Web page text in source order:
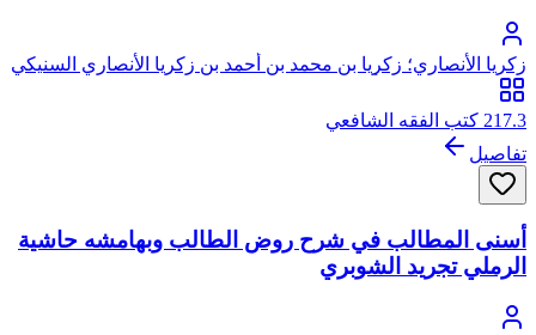
زكريا الأنصاري؛ زكريا بن محمد بن أحمد بن زكريا الأنصاري السنيكي
المصري الشافعي، أبو يحيى
217.3 كتب الفقه الشافعي
تفاصيل
أسنى المطالب في شرح روض الطالب وبهامشه حاشية
الرملي تجريد الشوبري